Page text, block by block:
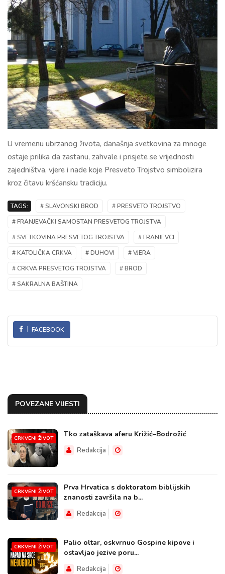
U vremenu ubrzanog života, današnja svetkovina za mnoge
ostaje prilika da zastanu, zahvale i prisjete se vrijednosti
zajedništva, vjere i nade koje Presveto Trojstvo simbolizira
kroz čitavu kršćansku tradiciju.
TAGS: # SLAVONSKI BROD
# PRESVETO TROJSTVO
# FRANJEVAČKI SAMOSTAN PRESVETOG TROJSTVA
# SVETKOVINA PRESVETOG TROJSTVA
# FRANJEVCI
# KATOLIČKA CRKVA
# DUHOVI
# VJERA
# CRKVA PRESVETOG TROJSTVA
# BROD
# SAKRALNA BAŠTINA
FACEBOOK
POVEZANE VIJESTI
CRKVENI ŽIVOT Tko zataškava aferu Križić–Bodrožić
Redakcija
CRKVENI ŽIVOT
Prva Hrvatica s doktoratom biblijskih
znanosti završila na b...
Redakcija
CRKVENI ŽIVOT
Palio oltar, oskvrnuo Gospine kipove i
ostavljao jezive poru...
Redakcija